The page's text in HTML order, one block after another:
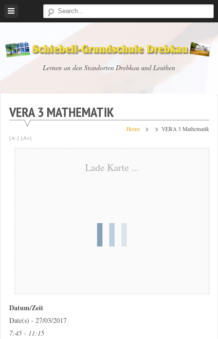
Skip
Schiebell-
Drebkau
Lernen an den Standorten Drebkau und Leuthen
VERA 3 MATHEMATIK
Home VERA 3 Mathematik
[A-] [A+]
Lade Karte ...
Datum/Zeit
Date(s) - 27/03/2017
7:45 - 11:15